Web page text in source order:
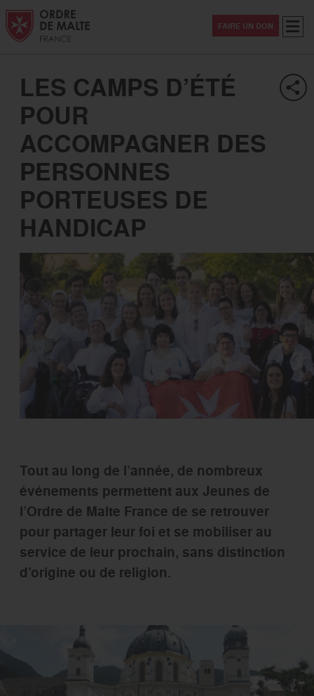
Aller au contenu
Aller à la recherche
Aller au menu
FAIRE UN DON
LES CAMPS D’ÉTÉ
POUR
ACCOMPAGNER DES
PERSONNES
PORTEUSES DE
HANDICAP
Tout au long de l’année, de nombreux
événements permettent aux Jeunes de
l’Ordre de Malte France de se retrouver
pour partager leur foi et se mobiliser au
service de leur prochain, sans distinction
d’origine ou de religion.